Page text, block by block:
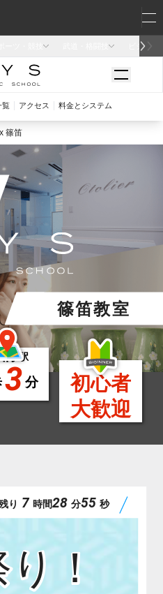
篠笛
篠笛教室
駅
3分
初心者
大歓迎
！
り 7 時間28 分54 秒